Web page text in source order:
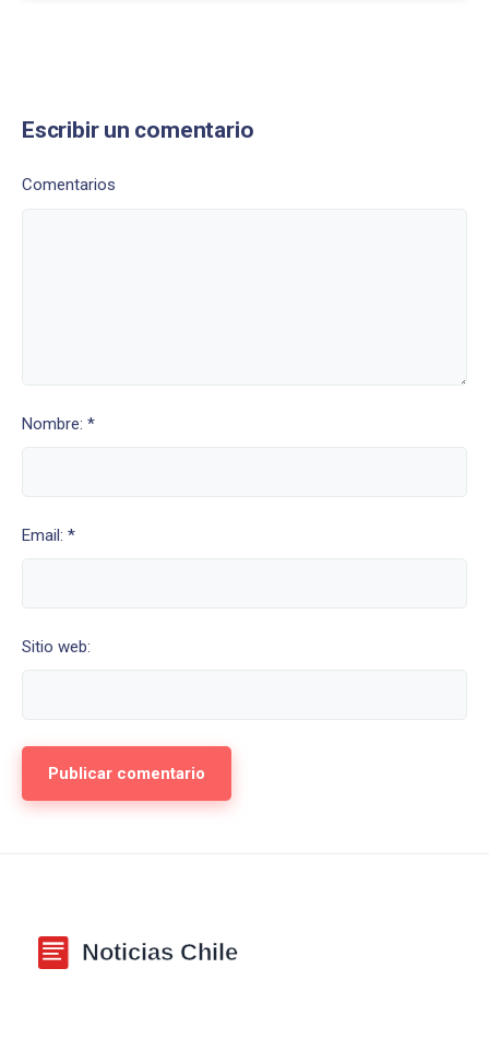
Escribir un comentario
Comentarios
Nombre: *
Email: *
Sitio web: